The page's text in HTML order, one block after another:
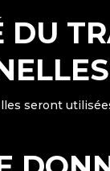
DU
seront